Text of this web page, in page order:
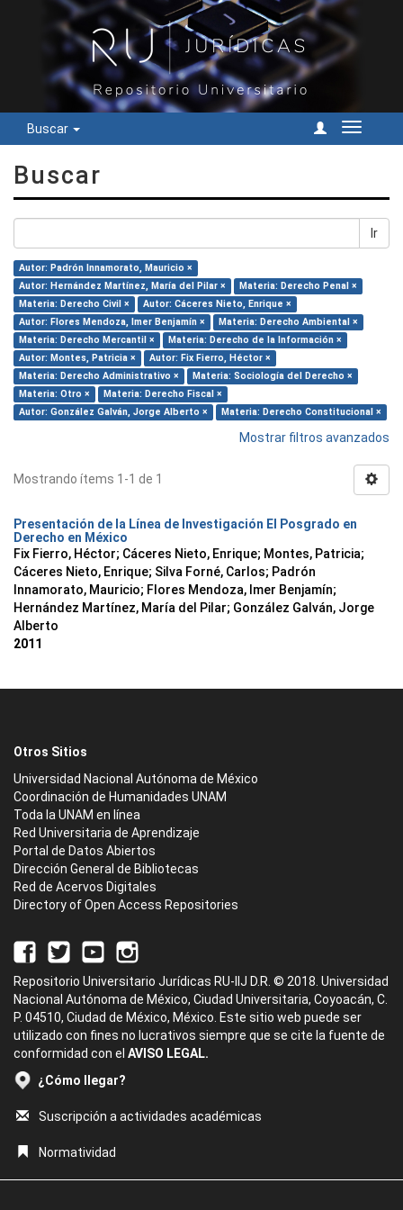
Buscar
Cambiar
Buscar
Ir
Autor: Padrón Innamorato, Mauricio ×
Autor: Hernández Martínez, María del Pilar ×
Materia: Derecho Penal ×
Materia: Derecho Civil ×
Autor: Cáceres Nieto, Enrique ×
Autor: Flores Mendoza, Imer Benjamín ×
Materia: Derecho Ambiental ×
Materia: Derecho Mercantil ×
Materia: Derecho de la Información ×
Autor: Montes, Patricia ×
Autor: Fix Fierro, Héctor ×
Materia: Derecho Administrativo ×
Materia: Sociología del Derecho ×
Materia: Otro ×
Materia: Derecho Fiscal ×
Autor: González Galván, Jorge Alberto ×
Materia: Derecho Constitucional ×
Mostrar filtros avanzados
Mostrando ítems 1-1 de 1
Presentación de la Línea de Investigación El Posgrado en
Derecho en México
Fix Fierro, Héctor; Cáceres Nieto, Enrique; Montes, Patricia;
Cáceres Nieto, Enrique; Silva Forné, Carlos; Padrón
Innamorato, Mauricio; Flores Mendoza, Imer Benjamín;
Hernández Martínez, María del Pilar; González Galván, Jorge
Alberto
2011
Otros Sitios
Universidad Nacional Autónoma de México
Coordinación de Humanidades UNAM
Toda la UNAM en línea
Red Universitaria de Aprendizaje
Portal de Datos Abiertos
Dirección General de Bibliotecas
Red de Acervos Digitales
Directory of Open Access Repositories
Repositorio Universitario Jurídicas RU-IIJ D.R. © 2018. Universidad
Nacional Autónoma de México, Ciudad Universitaria, Coyoacán, C.
P. 04510, Ciudad de México, México. Este sitio web puede ser
utilizado con fines no lucrativos siempre que se cite la fuente de
conformidad con el AVISO LEGAL.
¿Cómo llegar?
Suscripción a actividades académicas
Normatividad